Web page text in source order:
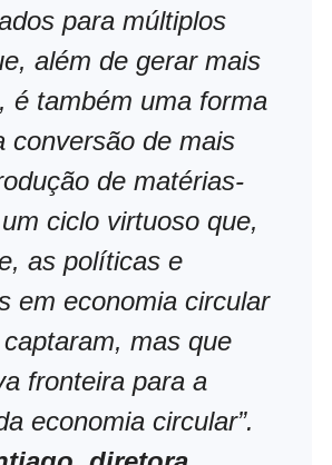
para múltiplos
além de gerar mais
é também uma forma
conversão de mais
de matérias-
ciclo virtuoso que,
as políticas e
em economia circular
mas que
fronteira para a
economia circular”.